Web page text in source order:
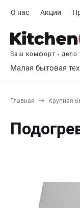
О нас Акции
Ваш комфорт - дело
Малая бытовая
Главная Крупная